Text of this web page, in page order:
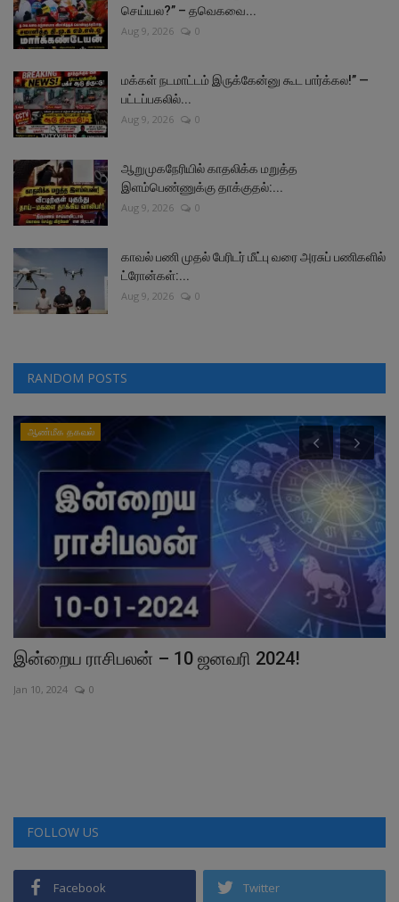
செய்யல?” – தவெகவை...
Aug 9, 2026 0
மக்கள் நடமாட்டம் இருக்கேன்னு கூட பார்க்கல!” —
பட்டப்பகலில்...
Aug 9, 2026 0
ஆறுமுகநேரியில் காதலிக்க மறுத்த
இளம்பெண்ணுக்கு தாக்குதல்:...
Aug 9, 2026 0
காவல் பணி முதல் பேரிடர் மீட்பு வரை அரசுப் பணிகளில்
ட்ரோன்கள்:...
Aug 9, 2026 0
RANDOM POSTS
ஆண்மீக தகவல்
இன்றைய ராசிபலன் – 10 ஜனவரி 2024!
Jan 10, 2024 0
FOLLOW US
Facebook Twitter